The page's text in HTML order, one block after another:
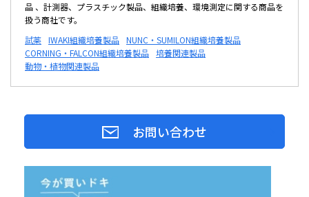
品 、計測器、プラスチック製品、組織培養、環境測定に関する商品を
扱う商社です。
試薬 IWAKI組織培養製品 NUNC・SUMILON組織培養製品
CORNING・FALCON組織培養製品 培養関連製品
動物・植物関連製品
お問い合わせ